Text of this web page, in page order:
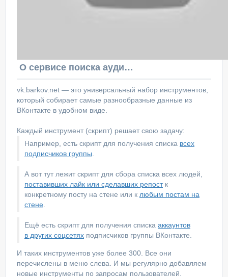
О сервисе поиска аудитории ВКонтакте
vk.barkov.net — это универсальный набор инструментов,
который собирает самые разнообразные данные из
ВКонтакте в удобном виде.
Каждый инструмент (скрипт) решает свою задачу:
Например, есть скрипт для получения списка всех
подписчиков группы
А вот тут лежит скрипт для сбора списка всех людей,
поставивших лайк или сделавших репостк
конкретному посту на стене или к любым постам на
стене
Ещё есть скрипт для получения списка аккаунтов
в других соцсетях подписчиков группы ВКонтакте.
И таких инструментов уже более 300. Все они
перечислены в меню слева. И мы регулярно добавляем
новые инструменты по запросам пользователей.